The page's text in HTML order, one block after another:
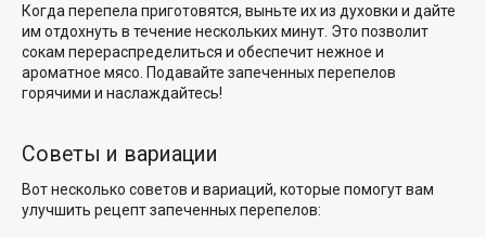
Когда перепела приготовятся, выньте их из духовки и дайте
им отдохнуть в течение нескольких минут. Это позволит
сокам перераспределиться и обеспечит нежное и
ароматное мясо. Подавайте запеченных перепелов
горячими и наслаждайтесь!
Советы и вариации
Вот несколько советов и вариаций, которые помогут вам
улучшить рецепт запеченных перепелов: